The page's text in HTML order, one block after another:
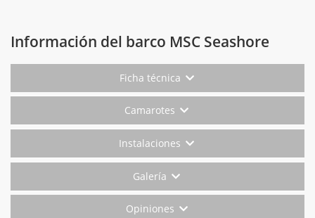
Información del barco MSC Seashore
Ficha técnica
Camarotes
Instalaciones
Galería
Opiniones